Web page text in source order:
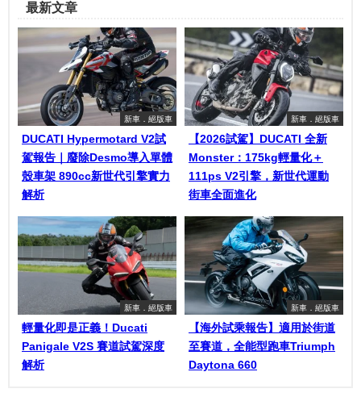
最新文章
新車．絕版車
DUCATI Hypermotard V2試
駕報告｜廢除Desmo導入單體
殼車架 890cc新世代引擎實力
解析
新車．絕版車
【2026試駕】DUCATI 全新
Monster：175kg輕量化＋
111ps V2引擎，新世代運動
街車全面進化
新車．絕版車
輕量化即是正義！Ducati
Panigale V2S 賽道試駕深度
解析
新車．絕版車
【海外試乘報告】適用於街道
至賽道，全能型跑車Triumph
Daytona 660